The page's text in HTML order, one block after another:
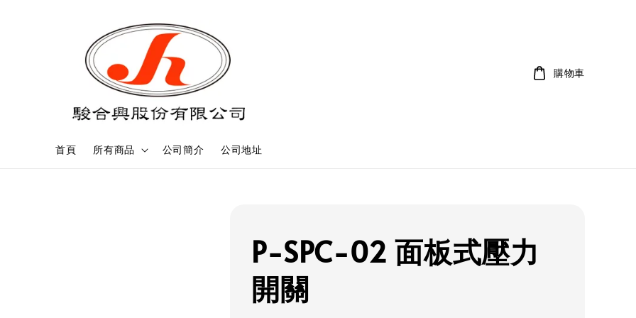
首頁 所有商品 公司簡介 公司地址
購物車
P-SPC-02 面板式壓力
開關